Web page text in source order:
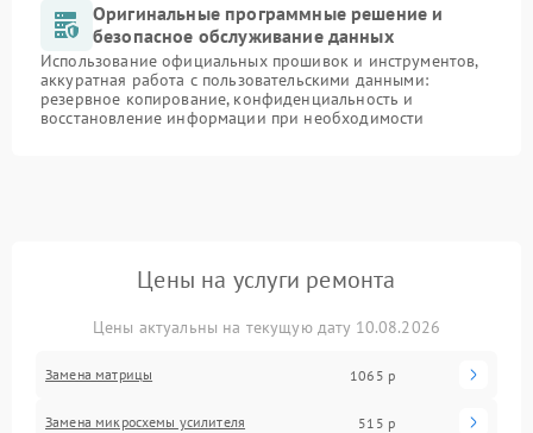
Оригинальные программные решение и
безопасное обслуживание данных
Использование официальных прошивок и инструментов,
аккуратная работа с пользовательскими данными:
резервное копирование, конфиденциальность и
восстановление информации при необходимости
Цены на услуги ремонта
Цены актуальны на текущую дату 10.08.2026
Замена матрицы 1065 р
Замена микросхемы усилителя 515 р